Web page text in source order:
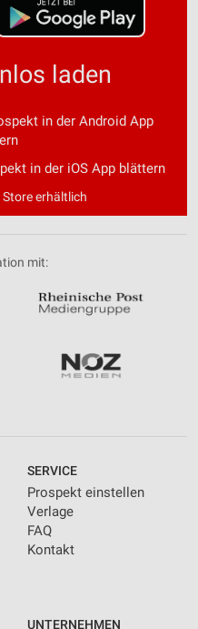
laden
in der Android App
in der iOS App blättern
erhältlich
mit:
SERVICE
Prospekt einstellen
Verlage
FAQ
Kontakt
UNTERNEHMEN